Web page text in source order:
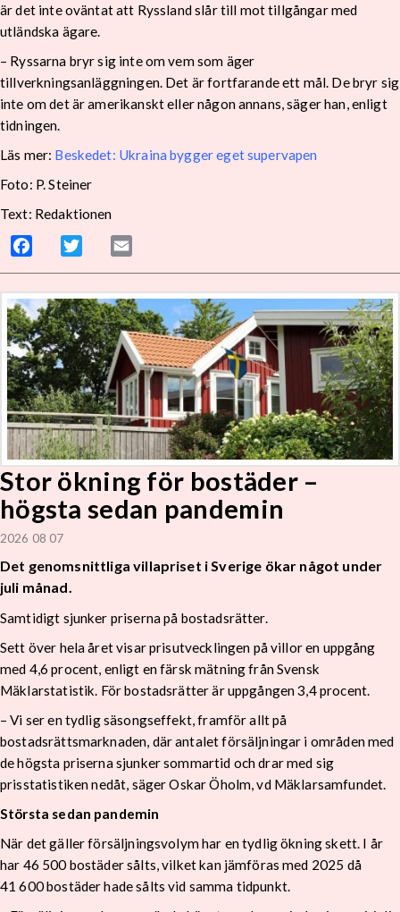
är det inte oväntat att Ryssland slår till mot tillgångar med
utländska ägare.
– Ryssarna bryr sig inte om vem som äger
tillverkningsanläggningen. Det är fortfarande ett mål. De bryr sig
inte om det är amerikanskt eller någon annans, säger han, enligt
tidningen.
Läs mer: Beskedet: Ukraina bygger eget supervapen
Foto: P. Steiner
Text: Redaktionen
Facebook Twitter
Stor ökning för bostäder –
högsta sedan pandemin
2026 08 07
Det genomsnittliga villapriset i Sverige ökar något under
juli månad.
Samtidigt sjunker priserna på bostadsrätter.
Sett över hela året visar prisutvecklingen på villor en uppgång
med 4,6 procent, enligt en färsk mätning från Svensk
Mäklarstatistik. För bostadsrätter är uppgången 3,4 procent.
– Vi ser en tydlig säsongseffekt, framför allt på
bostadsrättsmarknaden, där antalet försäljningar i områden med
de högsta priserna sjunker sommartid och drar med sig
prisstatistiken nedåt, säger Oskar Öholm, vd Mäklarsamfundet.
Största sedan pandemin
När det gäller försäljningsvolym har en tydlig ökning skett. I år
har 46 500 bostäder sålts, vilket kan jämföras med 2025 då
41 600 bostäder hade sålts vid samma tidpunkt.